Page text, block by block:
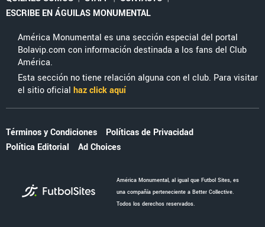
ESCRIBE EN ÁGUILAS MONUMENTAL
América Monumental es una sección especial del portal
Bolavip.com con información destinada a los fans del Club
América.
Esta sección no tiene relación alguna con el club. Para visitar
el sitio oficial haz click aquí
Términos y Condiciones
Políticas de Privacidad
Política Editorial
Ad Choices
América Monumental, al igual que Futbol Sites, es
una compañía perteneciente a Better Collective.
Todos los derechos reservados.